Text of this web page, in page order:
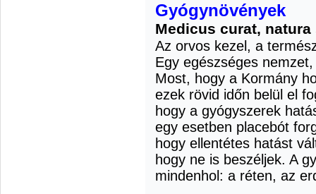
Gyógynövények
Medicus curat, natura
Az orvos kezel, a
Egy egészséges
Most, hogy a Kormány
ezek rövid időn belül el
hogy a gyógyszerek
egy esetben placebót
hogy ellentétes hatást
hogy ne is beszéljek. A
mindenhol: a réten, az